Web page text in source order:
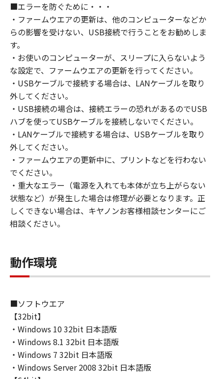
■エラーを防ぐために・・・
・ファームウエアの更新は、他のコンピューターなどか
らの影響を受けない、USB接続で行うことをお勧めしま
す。
・お使いのコンピューターが、スリープに入らないよう
な設定で、ファームウエアの更新を行ってください。
・USBケーブルで接続する場合は、LANケーブルを取り
外してください。
・USB接続の場合は、接続エラーの恐れがあるのでUSB
ハブを使ってUSBケーブルを接続しないでください。
・LANケーブルで接続する場合は、USBケーブルを取り
外してください。
・ファームウエアの更新中に、プリントなどを行わない
でください。
・重大なエラー（電源を入れても本体が立ち上がらない
状態など）が発生した場合は修理が必要となります。正
しくできない場合は、キヤノンお客様相談センターにご
相談ください。
動作環境
■ソフトウエア
【32bit】
・Windows 10 32bit 日本語版
・Windows 8.1 32bit 日本語版
・Windows 7 32bit 日本語版
・Windows Server 2008 32bit 日本語版